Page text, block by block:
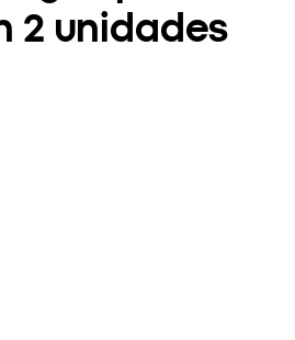
2 unidades